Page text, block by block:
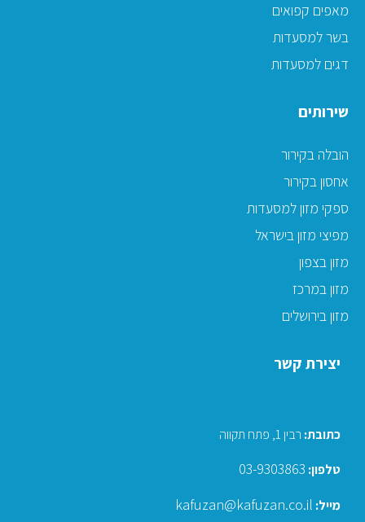
מאפים קפואים
בשר למסעדות
דגים למסעדות
שירותים
הובלה בקירור
אחסון בקירור
ספקי מזון למסעדות
מפיצי מזון בישראל
מזון בצפון
מזון במרכז
מזון בירושלים
יצירת קשר
כתובת: רבין 1, פתח תקווה
טלפון: 03-9303863
מייל: kafuzan@kafuzan.co.il